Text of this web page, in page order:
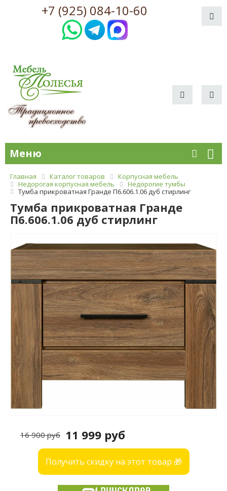
+7 (925) 084-10-60
Меню
Главная Каталог товаров
Корпусная мебель
Недорогая корпусная мебель
Недорогие тумбы
Тумба прикроватная Гранде П6.606.1.06 дуб стирлинг
Тумба прикроватная Гранде
П6.606.1.06 дуб стирлинг
11 999 руб
16 900 руб
Получить скидку на этот товар 🎁